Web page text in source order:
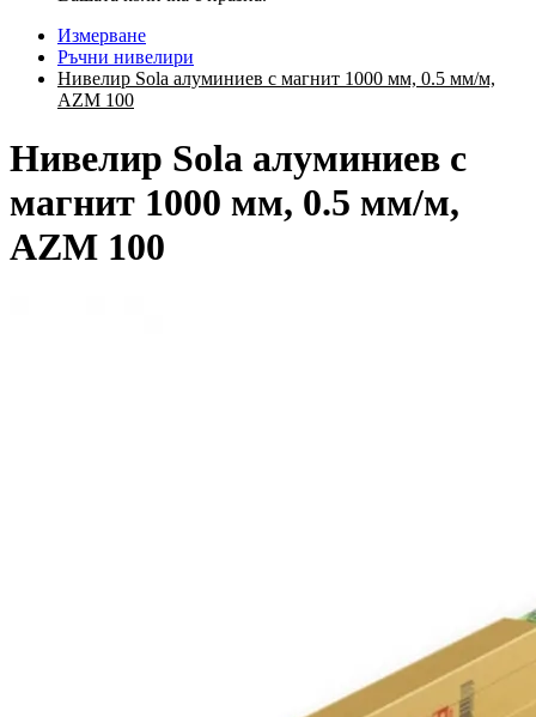
Измерване
Ръчни нивелири
Нивелир Sola алуминиев с магнит 1000 мм, 0.5 мм/м,
AZM 100
Нивелир Sola алуминиев с
магнит 1000 мм, 0.5 мм/м,
AZM 100